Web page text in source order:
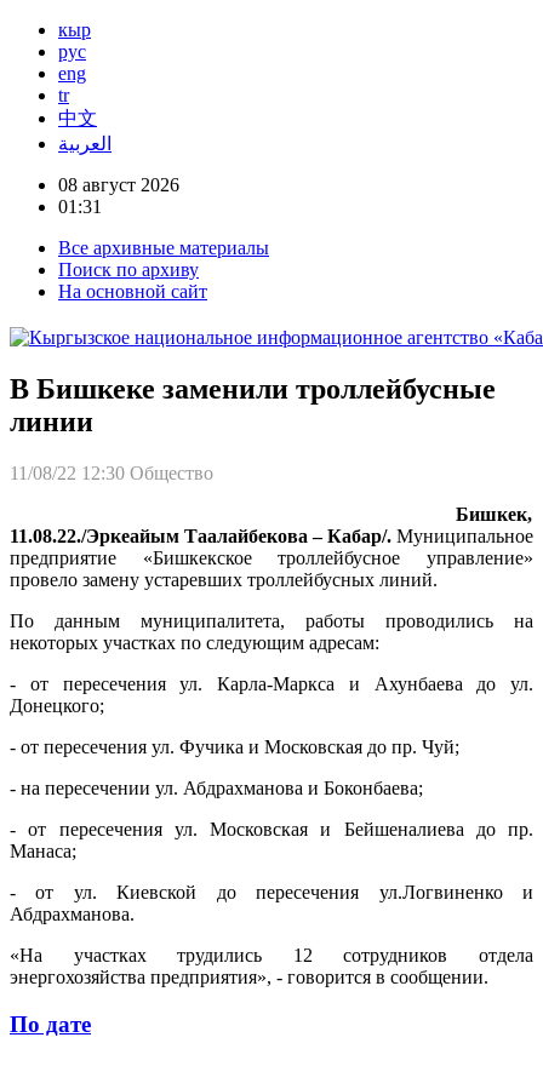
кыр
рус
eng
tr
中文
العربية
08 август 2026
01:31
Все архивные материалы
Поиск по архиву
На основной сайт
В Бишкеке заменили троллейбусные
линии
11/08/22 12:30 Общество
Бишкек,
11.08.22./Эркеайым Таалайбекова – Кабар/. Муниципальное
предприятие «Бишкекское троллейбусное управление»
провело замену устаревших троллейбусных линий.
По данным муниципалитета, работы проводились на
некоторых участках по следующим адресам:
- от пересечения ул. Карла-Маркса и Ахунбаева до ул.
Донецкого;
- от пересечения ул. Фучика и Московская до пр. Чуй;
- на пересечении ул. Абдрахманова и Боконбаева;
- от пересечения ул. Московская и Бейшеналиева до пр.
Манаса;
- от ул. Киевской до пересечения ул.Логвиненко и
Абдрахманова.
«На участках трудились 12 сотрудников отдела
энергохозяйства предприятия», - говорится в сообщении.
По дате